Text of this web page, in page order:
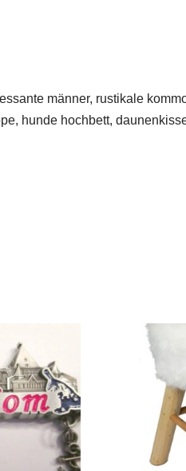
männer, rustikale
hunde hochbett,